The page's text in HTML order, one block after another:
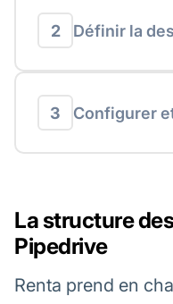
2 Définir la
3 Configurer
La structure
Pipedrive
Renta prend en